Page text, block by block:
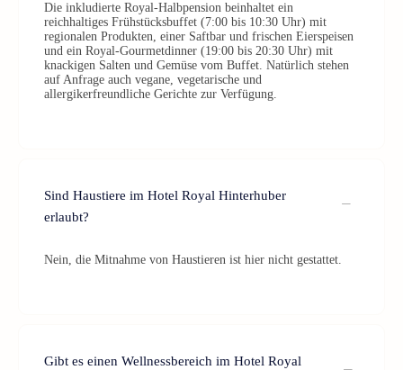
Die inkludierte Royal-Halbpension beinhaltet ein
reichhaltiges Frühstücksbuffet (7:00 bis 10:30 Uhr) mit
regionalen Produkten, einer Saftbar und frischen Eierspeisen
und ein Royal-Gourmetdinner (19:00 bis 20:30 Uhr) mit
knackigen Salten und Gemüse vom Buffet. Natürlich stehen
auf Anfrage auch vegane, vegetarische und
allergikerfreundliche Gerichte zur Verfügung.
Sind Haustiere im Hotel Royal Hinterhuber
erlaubt?
Nein, die Mitnahme von Haustieren ist hier nicht gestattet.
Gibt es einen Wellnessbereich im Hotel Royal